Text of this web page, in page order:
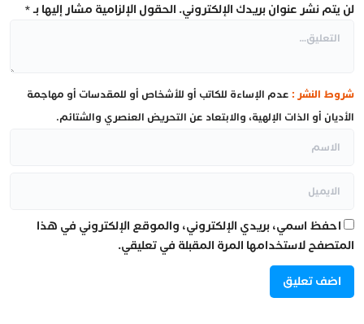
لن يتم نشر عنوان بريدك الإلكتروني. الحقول الإلزامية مشار إليها بـ*
شروط النشر : عدم الإساءة للكاتب أو للأشخاص أو للمقدسات أو مهاجمة
الأديان أو الذات الإلهية، والابتعاد عن التحريض العنصري والشتائم.
احفظ اسمي، بريدي الإلكتروني، والموقع الإلكتروني في هذا
المتصفح لاستخدامها المرة المقبلة في تعليقي.